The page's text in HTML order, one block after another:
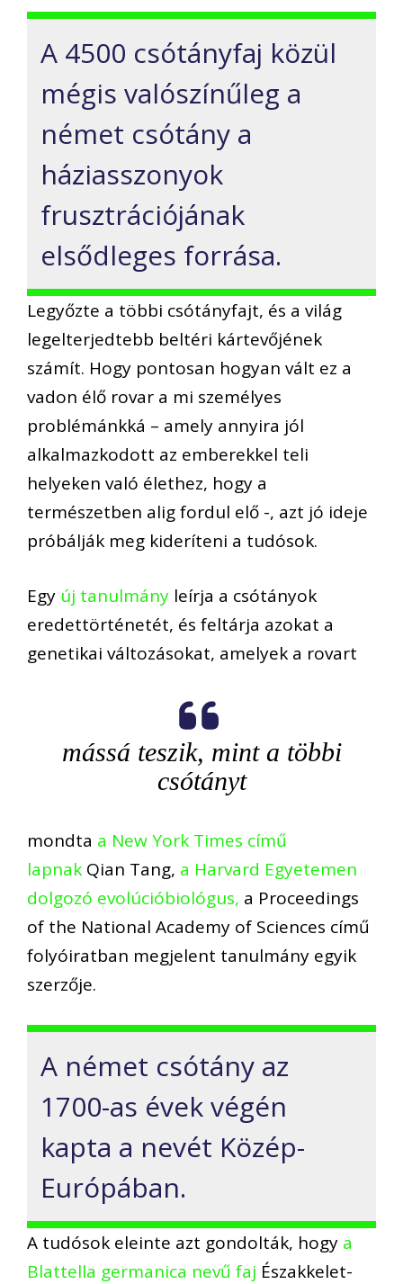
A 4500 csótányfaj közül
mégis valószínűleg a
német csótány a
háziasszonyok
frusztrációjának
elsődleges forrása.
Legyőzte a többi csótányfajt, és a világ
legelterjedtebb beltéri kártevőjének
számít. Hogy pontosan hogyan vált ez a
vadon élő rovar a mi személyes
problémánkká – amely annyira jól
alkalmazkodott az emberekkel teli
helyeken való élethez, hogy a
természetben alig fordul elő -, azt jó ideje
próbálják meg kideríteni a tudósok.
Egy új tanulmány leírja a csótányok
eredettörténetét, és feltárja azokat a
genetikai változásokat, amelyek a rovart
mássá teszik, mint a többi
csótányt
mondta a New York Times című
lapnak Qian Tang, a Harvard Egyetemen
dolgozó evolúcióbiológus, a Proceedings
of the National Academy of Sciences című
folyóiratban megjelent tanulmány egyik
szerzője.
A német csótány az
1700-as évek végén
kapta a nevét Közép-
Európában.
A tudósok eleinte azt gondolták, hogy a
Blattella germanica nevű faj Északkelet-